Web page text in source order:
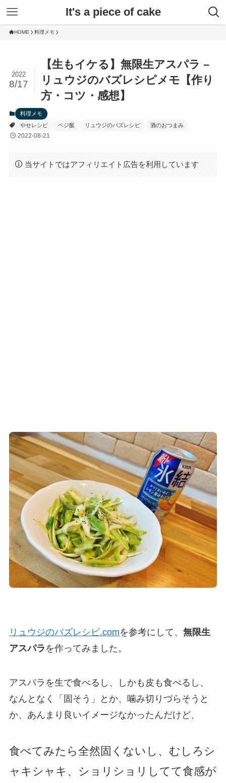
It's a piece of cake
HOME 料理メモ
【生もイケる】無限生アスパラ –
リュウジのバズレシピメモ【作り
方・コツ・感想】
2022
8/17
料理メモ
やせレシピ
ベジ飯 リュウジのバズレシピ 酒のおつまみ
2022-08-21
当サイトではアフィリエイト広告を利用しています
リュウジのバズレシピ.comを参考にして、 無限生
アスパラ を作ってみました。
アスパラを生で食べるし、しかも皮も食べるし、
なんとなく「固そう」とか、噛み切りづらそうと
か、あんまり良いイメージなかったんだけど、
食べてみたら全然固くないし、むしろシ
ャキシャキ、ショリショリしてて食感が